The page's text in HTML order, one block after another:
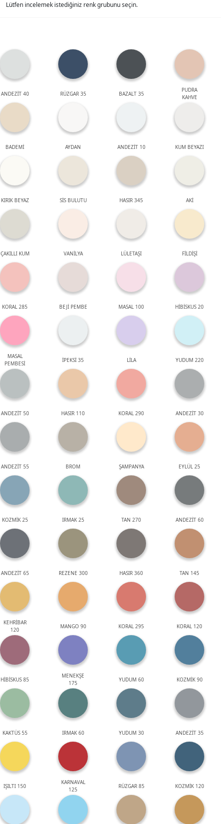
Lütfen incelemek istediğiniz renk grubunu seçin.
ANDEZİT 40 RÜZGAR 35 BAZALT 35
PUDRA
KAHVE
BADEMİ AYDAN ANDEZİT 10 KUM BEYAZI
KIRIK BEYAZ SİS BULUTU HASIR 345 AKİ
ÇAKILLI KUM VANİLYA LÜLETAŞI FİLDİŞİ
KORAL 285 BEJİ PEMBE MASAL 100 HİBİSKUS 20
MASAL
PEMBESİ
İPEKSİ 35 LİLA YUDUM 220
ANDEZİT 50 HASIR 110 KORAL 290 ANDEZİT 30
ANDEZİT 55 BROM ŞAMPANYA EYLÜL 25
KOZMİK 25 IRMAK 25 TAN 270 ANDEZİT 60
ANDEZİT 65 REZENE 300 HASIR 360 TAN 145
KEHRİBAR
120
MANGO 90 KORAL 295 KORAL 120
HİBİSKUS 85
MENEKŞE
175
YUDUM 60 KOZMİK 90
KAKTÜS 55 IRMAK 60 YUDUM 30 ANDEZİT 35
IŞILTI 150
KARNAVAL
125
RÜZGAR 85 KOZMİK 120